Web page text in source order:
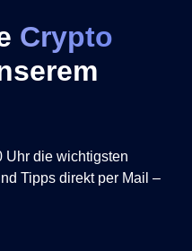
Crypto
Uhr die wichtigsten
Tipps direkt per Mail –